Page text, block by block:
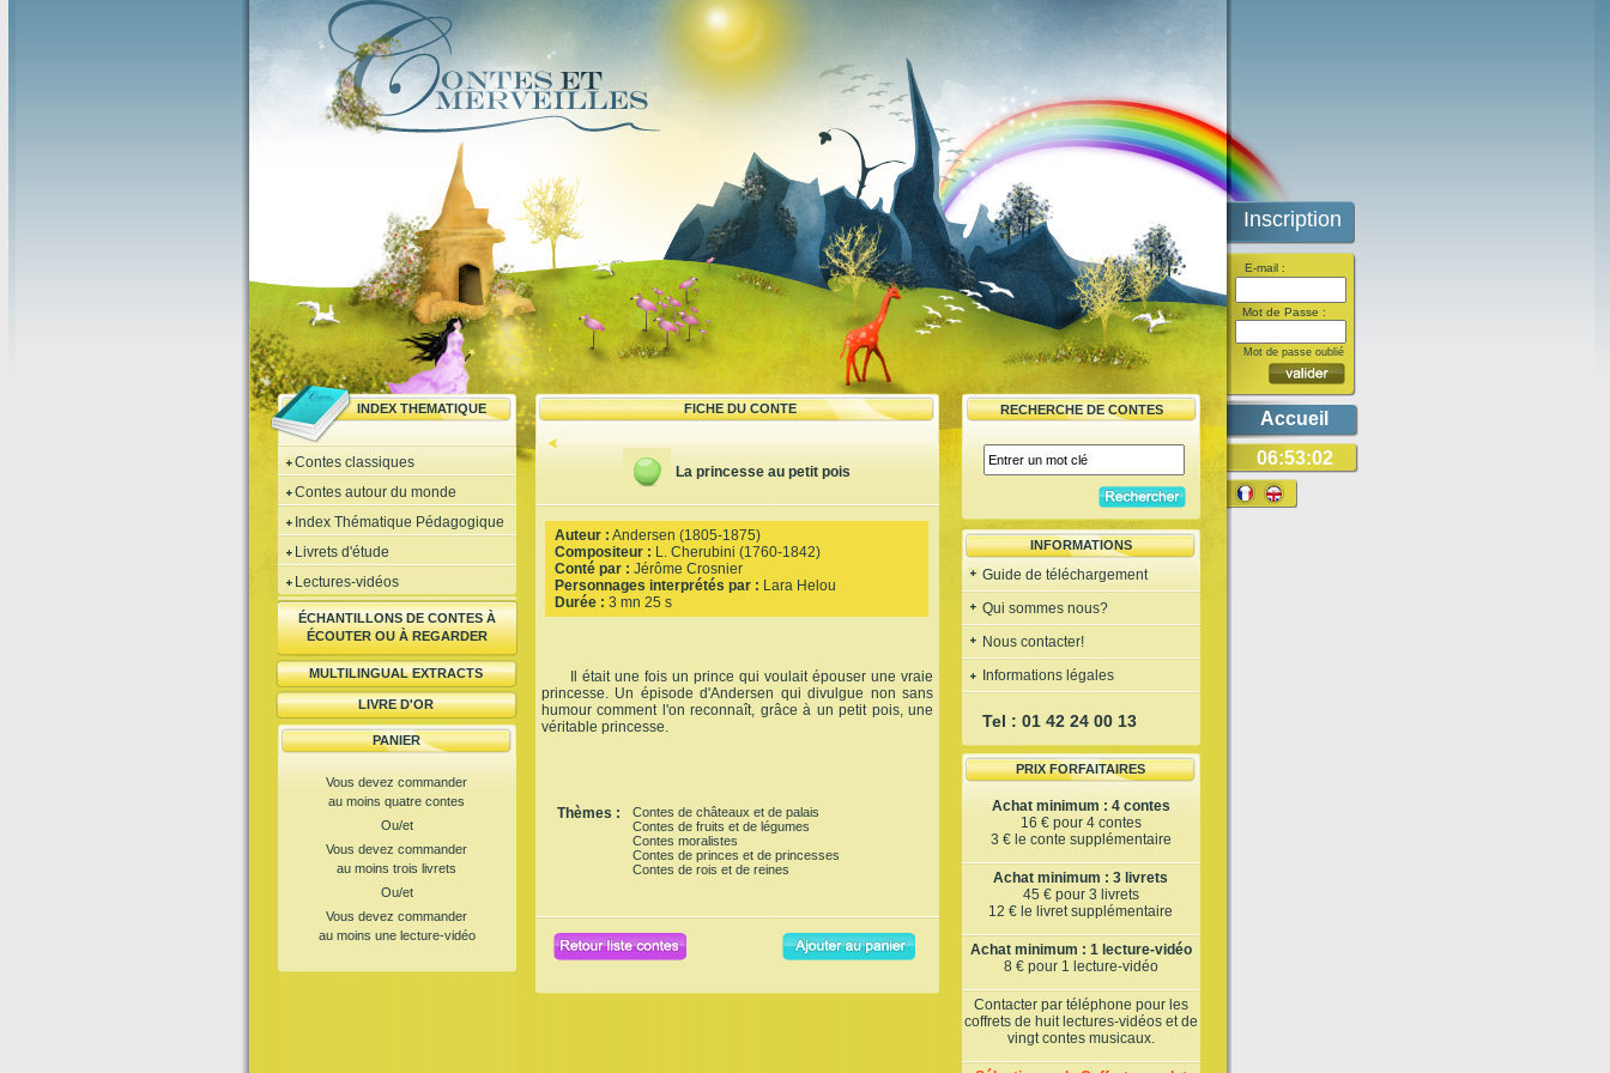
INDEX THEMATIQUE FICHE DU CONTE RECHERCHE DE CONTES
Contes classiques
Contes autour du monde
Index Thématique Pédagogique
Livrets d'étude
Lectures-vidéos
ÉCHANTILLONS DE CONTES À
ÉCOUTER OU À REGARDER
MULTILINGUAL EXTRACTS
LIVRE D'OR
PANIER
Vous devez commander
au moins quatre contes
Ou/et
Vous devez commander
au moins trois livrets
Ou/et
Vous devez commander
au moins une lecture-vidéo
La princesse au petit pois
Auteur : Andersen (1805-1875)
Compositeur : L. Cherubini (1760-1842)
Conté par : Jérôme Crosnier
Personnages interprétés par : Lara Helou
Durée : 3 mn 25 s
Il était une fois un prince qui voulait épouser une vraie
princesse. Un épisode d'Andersen qui divulgue non sans
humour comment l'on reconnaît, grâce à un petit pois, une
véritable princesse.
Thèmes :
Contes de châteaux et de palais
Contes de fruits et de légumes
Contes moralistes
Contes de princes et de princesses
Contes de rois et de reines
INFORMATIONS
Guide de téléchargement
Qui sommes nous?
Nous contacter!
Informations légales
Tel : 01 42 24 00 13
PRIX FORFAITAIRES
Achat minimum : 4 contes
16 € pour 4 contes
3 € le conte supplémentaire
Achat minimum : 3 livrets
45 € pour 3 livrets
12 € le livret supplémentaire
Achat minimum : 1 lecture-vidéo
8 € pour 1 lecture-vidéo
Contacter par téléphone pour les
coffrets de huit lectures-vidéos et de
vingt contes musicaux.
Inscription
E-mail :
Mot de Passe :
Mot de passe oublié
Accueil
06:53:02